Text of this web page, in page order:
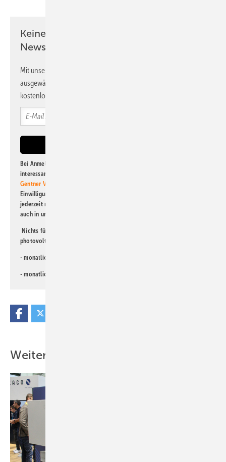
Keine Zeit? Kein Problem mit dem PV
Newsletter!
Mit unserem Newsletter erhalten Sie regelmäßig von uns
ausgewählte Informationen und Neuigkeiten, gebündelt und
kostenlos direkt ins Postfach.
Bei Anmeldung zu diesem Newsletter bin ich damit einverstanden, über
interessante Verlags- und Online-Angebote
Gentner Verlag GmbH & Co. KG
Einwilligung kann ich jederzeit widerrufen und eine Abmeldung ist
jederzeit möglich. Informationen zum Umgang mit Daten finden Sie
auch in unserer
Nichts für Sie dabei? Dann lesen Sie doch einen unserer weiteren
photovoltaik-Newsletter!
- monatlicher
- monatlicher
Weitere Inhalte